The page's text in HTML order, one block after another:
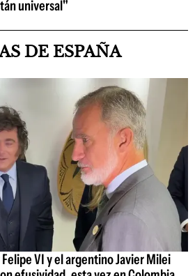
universal"
DE ESPAÑA
Felipe VI y el argentino Javier Milei